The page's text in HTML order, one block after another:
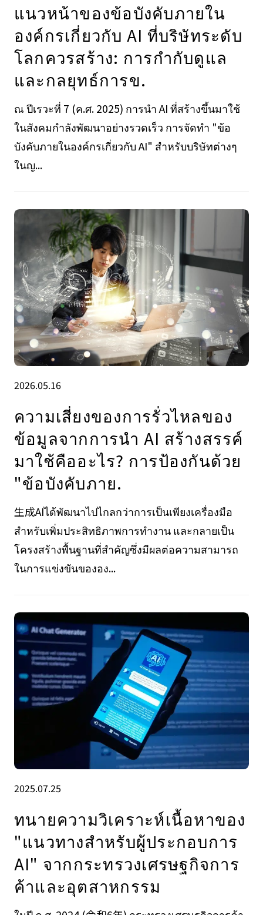
แนวหน้าของข้อบังคับภายใน
องค์กรเกี่ยวกับ AI ที่บริษัทระดับ
โลกควรสร้าง: การกำกับดูแล
และกลยุทธ์การข.
ณ ปีเรวะที่ 7 (ค.ศ. 2025) การนำ AI ที่สร้างขึ้นมาใช้
ในสังคมกำลังพัฒนาอย่างรวดเร็ว การจัดทำ "ข้อ
บังคับภายในองค์กรเกี่ยวกับ AI" สำหรับบริษัทต่างๆ
ในญ...
2026.05.16
ความเสี่ยงของการรั่วไหลของ
ข้อมูลจากการนำ AI สร้างสรรค์
มาใช้คืออะไร? การป้องกันด้วย
"ข้อบังคับภาย.
生成AIได้พัฒนาไปไกลกว่าการเป็นเพียงเครื่องมือ
สำหรับเพิ่มประสิทธิภาพการทำงาน และกลายเป็น
โครงสร้างพื้นฐานที่สำคัญซึ่งมีผลต่อความสามารถ
ในการแข่งขันขององ...
2025.07.25
ทนายความวิเคราะห์เนื้อหาของ
"แนวทางสําหรับผู้ประกอบการ
AI" จากกระทรวงเศรษฐกิจการ
ค้าและอุตสาหกรรม